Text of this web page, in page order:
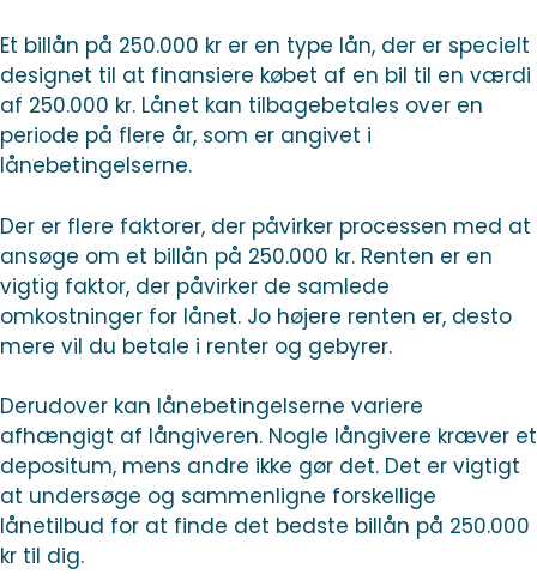
Et billån på 250.000 kr er en type lån, der er specielt
designet til at finansiere købet af en bil til en værdi
af 250.000 kr. Lånet kan tilbagebetales over en
periode på flere år, som er angivet i
lånebetingelserne.
Der er flere faktorer, der påvirker processen med at
ansøge om et billån på 250.000 kr. Renten er en
vigtig faktor, der påvirker de samlede
omkostninger for lånet. Jo højere renten er, desto
mere vil du betale i renter og gebyrer.
Derudover kan lånebetingelserne variere
afhængigt af långiveren. Nogle långivere kræver et
depositum, mens andre ikke gør det. Det er vigtigt
at undersøge og sammenligne forskellige
lånetilbud for at finde det bedste billån på 250.000
kr til dig.